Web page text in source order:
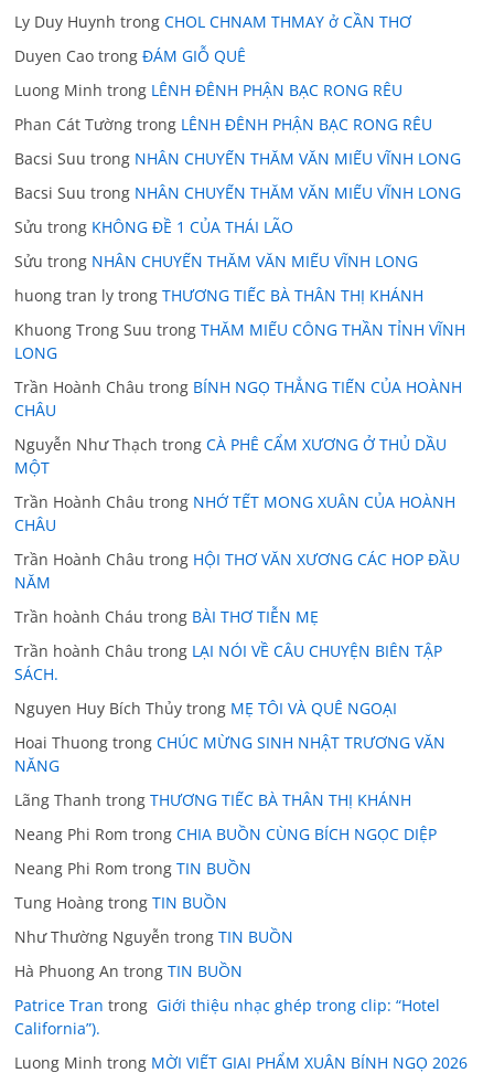
Ly Duy Huynh trongCHOL CHNAM THMAY ở CẦN THƠ
Duyen Cao trongĐÁM GIỖ QUÊ
Luong Minh trong LÊNH ĐÊNH PHẬN BẠC RONG RÊU
Phan Cát Tường trong LÊNH ĐÊNH PHẬN BẠC RONG RÊU
Bacsi Suu trong NHÂN CHUYẾN THĂM VĂN MIẾU VĨNH LONG
Bacsi Suu trong NHÂN CHUYẾN THĂM VĂN MIẾU VĨNH LONG
Sửu trong KHÔNG ĐỀ 1 CỦA THÁI LÃO
Sửu trong NHÂN CHUYẾN THĂM VĂN MIẾU VĨNH LONG
huong tran ly trongTHƯƠNG TIẾC BÀ THÂN THỊ KHÁNH
Khuong Trong Suu trongTHĂM MIẾU CÔNG THẦN TỈNH VĨNH
LONG
Trần Hoành Châu trong BÍNH NGỌ THẲNG TIẾN CỦA HOÀNH
CHÂU
Nguyễn Như Thạch trongCÀ PHÊ CẨM XƯƠNG Ở THỦ DẦU
MỘT
Trần Hoành Châu trong NHỚ TẾT MONG XUÂN CỦA HOÀNH
CHÂU
Trần Hoành Châu trong HỘI THƠ VĂN XƯƠNG CÁC HOP ĐẦU
NĂM
Trần hoành Cháu trong BÀI THƠ TIỄN MẸ
Trần hoành Châu trong LẠI NÓI VỀ CÂU CHUYỆN BIÊN TẬP
SÁCH.
Nguyen Huy Bích Thủy trong MẸ TÔI VÀ QUÊ NGOẠI
Hoai Thuong trongCHÚC MỪNG SINH NHẬT TRƯƠNG VĂN
NĂNG
Lãng Thanh trongTHƯƠNG TIẾC BÀ THÂN THỊ KHÁNH
Neang Phi Rom trongCHIA BUỒN CÙNG BÍCH NGỌC DIỆP
Neang Phi Rom trongTIN BUỒN
Tung Hoàng trongTIN BUỒN
Như Thường Nguyễn trongTIN BUỒN
Hà Phuong An trongTIN BUỒN
Patrice Tran trong Giới thiệu nhạc ghép trong clip: “Hotel
California”).
Luong Minh trong MỜI VIẾT GIAI PHẨM XUÂN BÍNH NGỌ 2026